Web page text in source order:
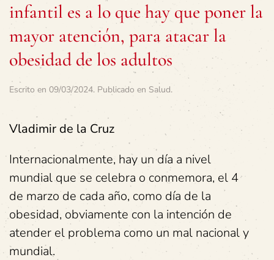
infantil es a lo que hay que poner la
mayor atención, para atacar la
obesidad de los adultos
Escrito en 09/03/2024. Publicado en Salud.
Vladimir de la Cruz
Internacionalmente, hay un día a nivel
mundial que se celebra o conmemora, el 4
de marzo de cada año, como día de la
obesidad, obviamente con la intención de
atender el problema como un mal nacional y
mundial.